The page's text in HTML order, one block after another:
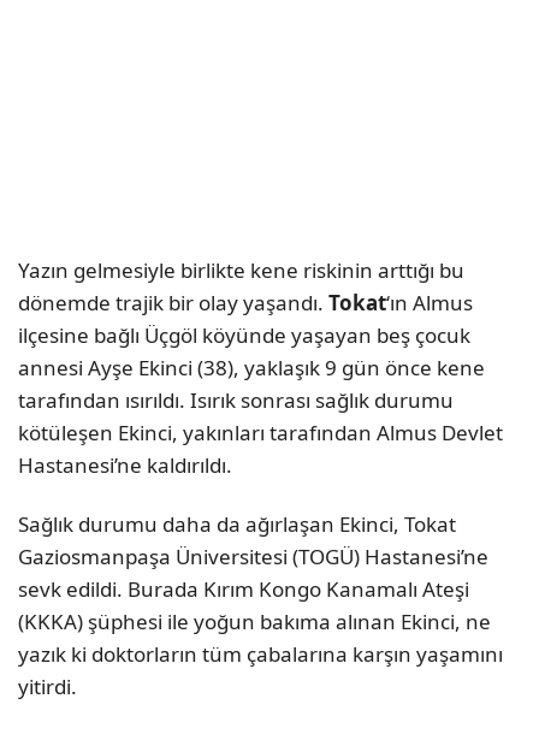
Yazın gelmesiyle birlikte kene riskinin arttığı bu
dönemde trajik bir olay yaşandı. Tokat‘ın Almus
ilçesine bağlı Üçgöl köyünde yaşayan beş çocuk
annesi Ayşe Ekinci (38), yaklaşık 9 gün önce kene
tarafından ısırıldı. Isırık sonrası sağlık durumu
kötüleşen Ekinci, yakınları tarafından Almus Devlet
Hastanesi’ne kaldırıldı.
Sağlık durumu daha da ağırlaşan Ekinci, Tokat
Gaziosmanpaşa Üniversitesi (TOGÜ) Hastanesi’ne
sevk edildi. Burada Kırım Kongo Kanamalı Ateşi
(KKKA) şüphesi ile yoğun bakıma alınan Ekinci, ne
yazık ki doktorların tüm çabalarına karşın yaşamını
yitirdi.